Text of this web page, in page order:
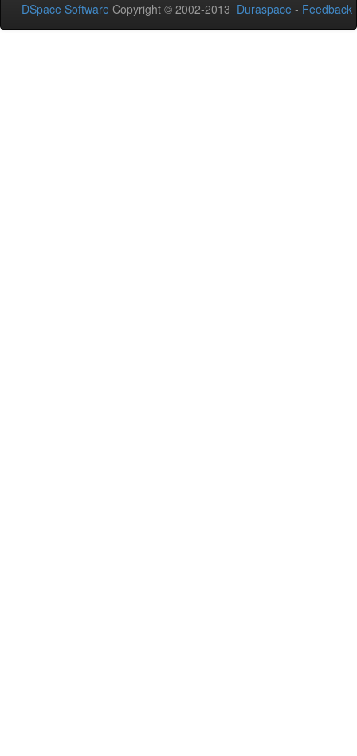
DSpace Software Copyright © 2002-2013 Duraspace - Feedback